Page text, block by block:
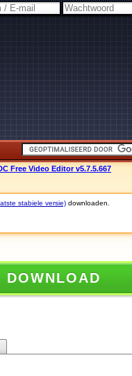
Free Video Editor v5.7.5.667
stabiele versie) downloaden.
DOWNLOAD